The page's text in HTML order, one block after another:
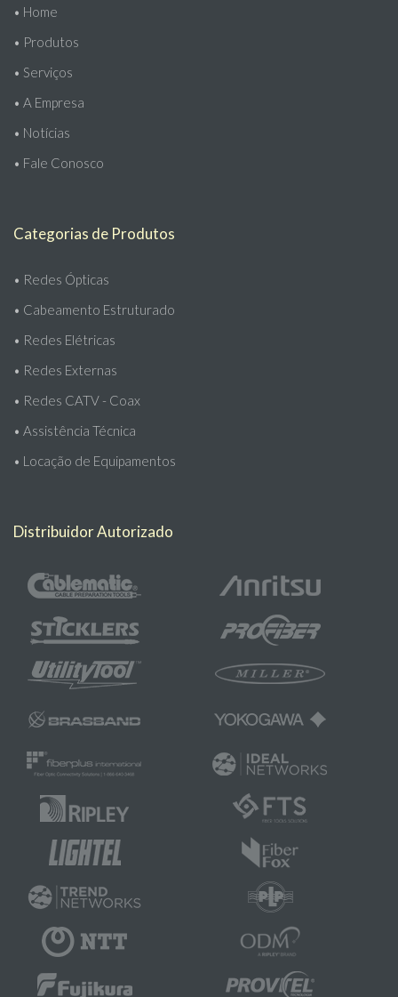
• Home
• Produtos
• Serviços
• A Empresa
• Notícias
• Fale Conosco
Categorias de Produtos
• Redes Ópticas
• Cabeamento Estruturado
• Redes Elétricas
• Redes Externas
• Redes CATV - Coax
• Assistência Técnica
• Locação de Equipamentos
Distribuidor Autorizado